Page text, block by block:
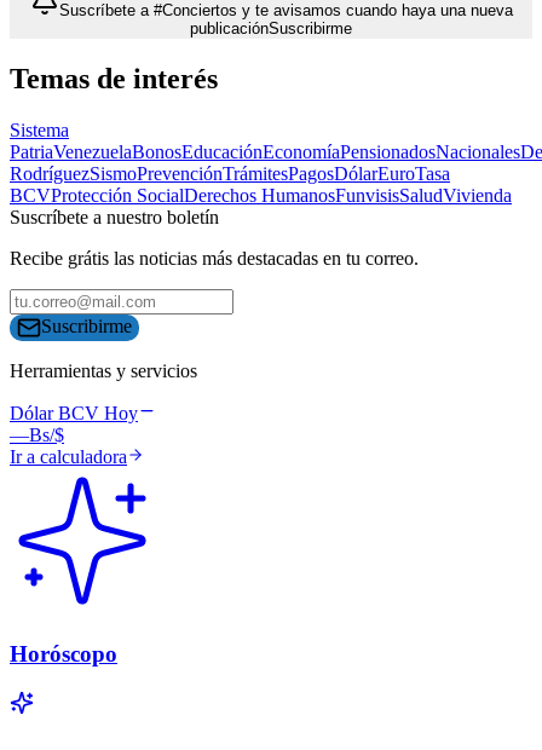
Suscríbete a #Conciertos y te avisamos cuando haya una nueva
publicaciónSuscribirme
Temas de interés
Sistema
PatriaVenezuelaBonosEducaciónEconomíaPensionadosNacionales
RodríguezSismoPrevenciónTrámitesPagosDólarEuroTasa
BCVProtección SocialDerechos HumanosFunvisisSaludVivienda
Suscríbete a nuestro boletín
Recibe grátis las noticias más destacadas en tu correo.
Suscribirme
Herramientas y servicios
Dólar BCV Hoy
—Bs/$
Ir a calculadora
Horóscopo